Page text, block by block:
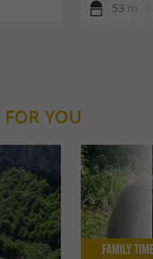
53 m -
FOR YOU
Family